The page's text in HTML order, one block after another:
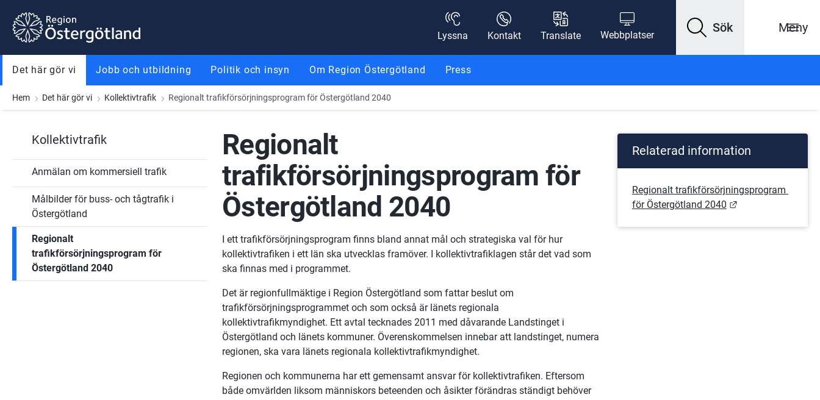
Gå till innehåll
Gå till meny
Gå till sidfot
Lyssna
Kontakt Translate Webbplatser
Sök Meny
Det här gör vi Jobb och utbildning Politik och insyn Om Region Östergötland Press
Hem Det här gör vi Kollektivtrafik Regionalt trafikförsörjningsprogram för Östergötland 2040
Kollektivtrafik
Anmälan om kommersiell trafik
Målbilder för buss- och tågtrafik i
Östergötland
Regionalt
trafikförsörjningsprogram för
Östergötland 2040
Regionalt
trafikförsörjningsprogram för
Östergötland 2040
I ett trafikförsörjningsprogram finns bland annat mål och strategiska val för hur
kollektivtrafiken i ett län ska utvecklas framöver. I kollektivtrafiklagen står det vad som
ska finnas med i programmet.
Det är regionfullmäktige i Region Östergötland som fattar beslut om
trafikförsörjningsprogrammet och som också är länets regionala
kollektivtrafikmyndighet. Ett avtal tecknades 2011 med dåvarande Landstinget i
Östergötland och länets kommuner. Överenskommelsen innebar att landstinget, numera
regionen, ska vara länets regionala kollektivtrafikmyndighet.
Regionen och kommunerna har ett gemensamt ansvar för kollektivtrafiken. Eftersom
både omvärlden liksom människors beteenden och åsikter förändras ständigt behöver
Relaterad information
Regionalt trafikförsörjningsprogram
för Östergötland 2040